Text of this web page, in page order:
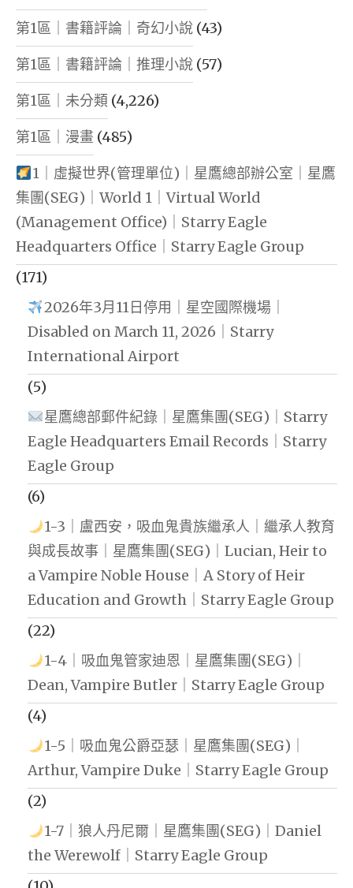
第1區｜書籍評論｜奇幻小說 (43)
第1區｜書籍評論｜推理小說 (57)
第1區｜未分類 (4,226)
第1區｜漫畫 (485)
1｜虛擬世界(管理單位)｜星鷹總部辦公室｜星鷹
集團(SEG)｜World 1｜Virtual World
(Management Office)｜Starry Eagle
Headquarters Office｜Starry Eagle Group
(171)
2026年3月11日停用｜星空國際機場｜
Disabled on March 11, 2026｜Starry
International Airport
(5)
星鷹總部郵件紀錄｜星鷹集團(SEG)｜Starry
Eagle Headquarters Email Records｜Starry
Eagle Group
(6)
1-3｜盧西安，吸血鬼貴族繼承人｜繼承人教育
與成長故事｜星鷹集團(SEG)｜Lucian, Heir to
a Vampire Noble House｜A Story of Heir
Education and Growth｜Starry Eagle Group
(22)
1-4｜吸血鬼管家迪恩｜星鷹集團(SEG)｜
Dean, Vampire Butler｜Starry Eagle Group
(4)
1-5｜吸血鬼公爵亞瑟｜星鷹集團(SEG)｜
Arthur, Vampire Duke｜Starry Eagle Group
(2)
1-7｜狼人丹尼爾｜星鷹集團(SEG)｜Daniel
the Werewolf｜Starry Eagle Group